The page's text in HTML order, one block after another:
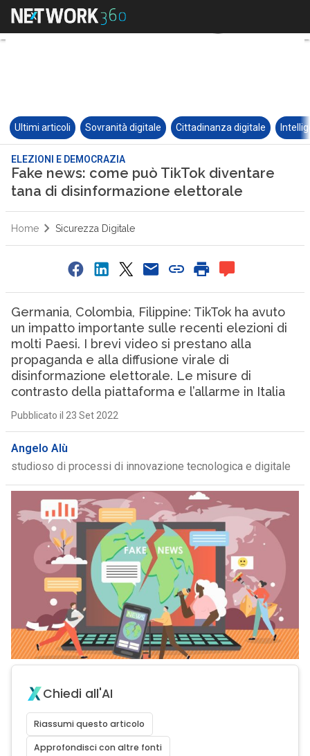
Ultimi articoli Sovranità digitale Cittadinanza digitale
ELEZIONI E DEMOCRAZIA
Fake news: come può TikTok diventare
tana di disinformazione elettorale
Home Sicurezza Digitale
Germania, Colombia, Filippine: TikTok ha avuto
un impatto importante sulle recenti elezioni di
molti Paesi. I brevi video si prestano alla
propaganda e alla diffusione virale di
disinformazione elettorale. Le misure di
contrasto della piattaforma e l’allarme in Italia
Pubblicato il 23 Set 2022
Angelo Alù
studioso di processi di innovazione tecnologica e digitale
Chiedi all'AI
Riassumi questo articolo
Approfondisci con altre fonti